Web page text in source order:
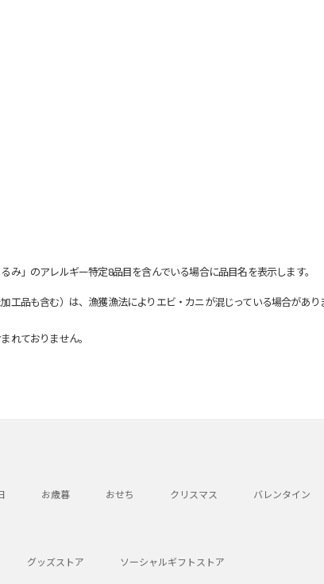
」のアレルギー特定8品目を含んでいる場合に品目名を表示します。
品も含む）は、漁獲漁法によりエビ・カニが混じっている場合があ
れておりません。
お歳暮 おせち クリスマス バレンタイン
グッズストア ソーシャルギフトストア